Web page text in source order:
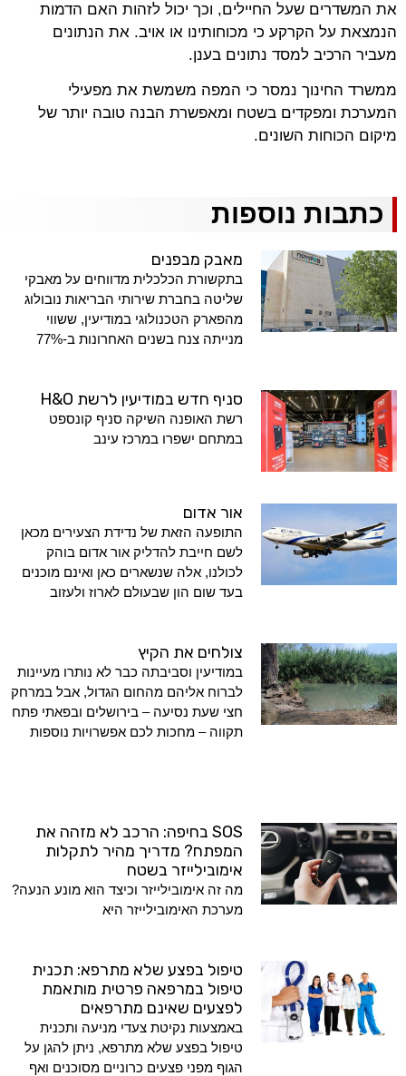
את המשדרים שעל החיילים, וכך יכול לזהות האם הדמות
הנמצאת על הקרקע כי מכוחותינו או אויב. את הנתונים
מעביר הרכיב למסד נתונים בענן.
ממשרד החינוך נמסר כי המפה משמשת את מפעילי
המערכת ומפקדים בשטח ומאפשרת הבנה טובה יותר של
מיקום הכוחות השונים.
כתבות נוספות
מאבק מבפנים
בתקשורת הכלכלית מדווחים על מאבקי
שליטה בחברת שירותי הבריאות נובולוג
מהפארק הטכנולוגי במודיעין, ששווי
מנייתה צנח בשנים האחרונות ב-77%
סניף חדש במודיעין לרשת H&O
רשת האופנה השיקה סניף קונספט
במתחם ישפרו במרכז עינב
אור אדום
התופעה הזאת של נדידת הצעירים מכאן
לשם חייבת להדליק אור אדום בוהק
לכולנו, אלה שנשארים כאן ואינם מוכנים
בעד שום הון שבעולם לארוז ולעזוב
צולחים את הקיץ
במודיעין וסביבתה כבר לא נותרו מעיינות
לברוח אליהם מהחום הגדול, אבל במרחק
חצי שעת נסיעה – בירושלים ובפאתי פתח
תקווה – מחכות לכם אפשרויות נוספות
SOS בחיפה: הרכב לא מזהה את
המפתח? מדריך מהיר לתקלות
אימובילייזר בשטח
מה זה אימובילייזר וכיצד הוא מונע הנעה?
מערכת האימובילייזר היא
טיפול בפצע שלא מתרפא: תכנית
טיפול במרפאה פרטית מותאמת
לפצעים שאינם מתרפאים
באמצעות נקיטת צעדי מניעה ותכנית
טיפול בפצע שלא מתרפא, ניתן להגן על
הגוף מפני פצעים כרוניים מסוכנים ואף